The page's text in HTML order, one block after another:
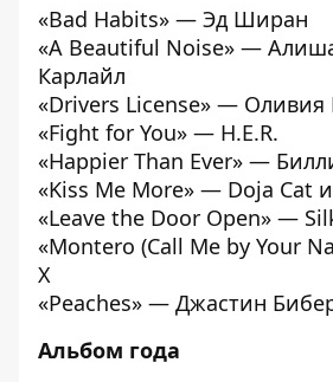
«Bad Habits» — Эд Ширан
«A Beautiful Noise» —
Карлайл
«Drivers License» — Оливия
«Fight for You» — H.E.R.
«Happier Than Ever» —
«Kiss Me More» — Doja Cat
«Leave the Door Open» —
«Montero (Call Me by Your
X
«Peaches» — Джастин
Альбом года